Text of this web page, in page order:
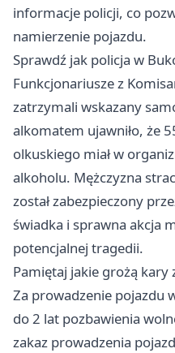
informacje policji, co
namierzenie pojazdu.
Sprawdź jak policja w
Funkcjonariusze z
zatrzymali wskazany
alkomatem ujawniło, że
olkuskiego miał w
alkoholu. Mężczyzna
został zabezpieczony
świadka i sprawna akcja
potencjalnej tragedii.
Pamiętaj jakie grożą
Za prowadzenie pojazdu
do 2 lat pozbawienia
zakaz prowadzenia